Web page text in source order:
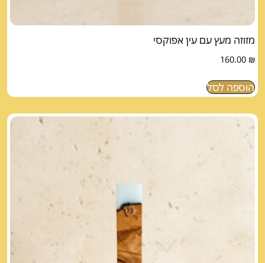
מזוזה מעץ עם עין אפוקסי
160.00 ₪
הוספה לסל